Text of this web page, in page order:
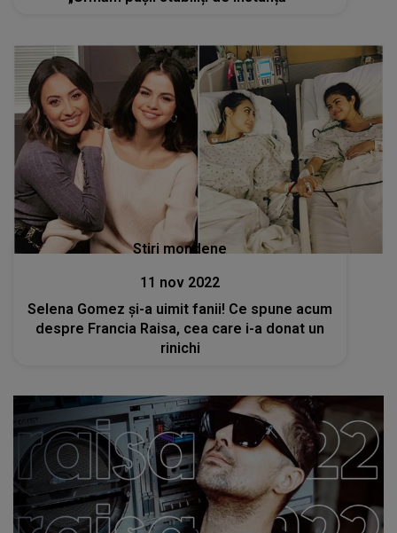
Stiri mondene
11 nov 2022
Selena Gomez și-a uimit fanii! Ce spune acum
despre Francia Raisa, cea care i-a donat un
rinichi